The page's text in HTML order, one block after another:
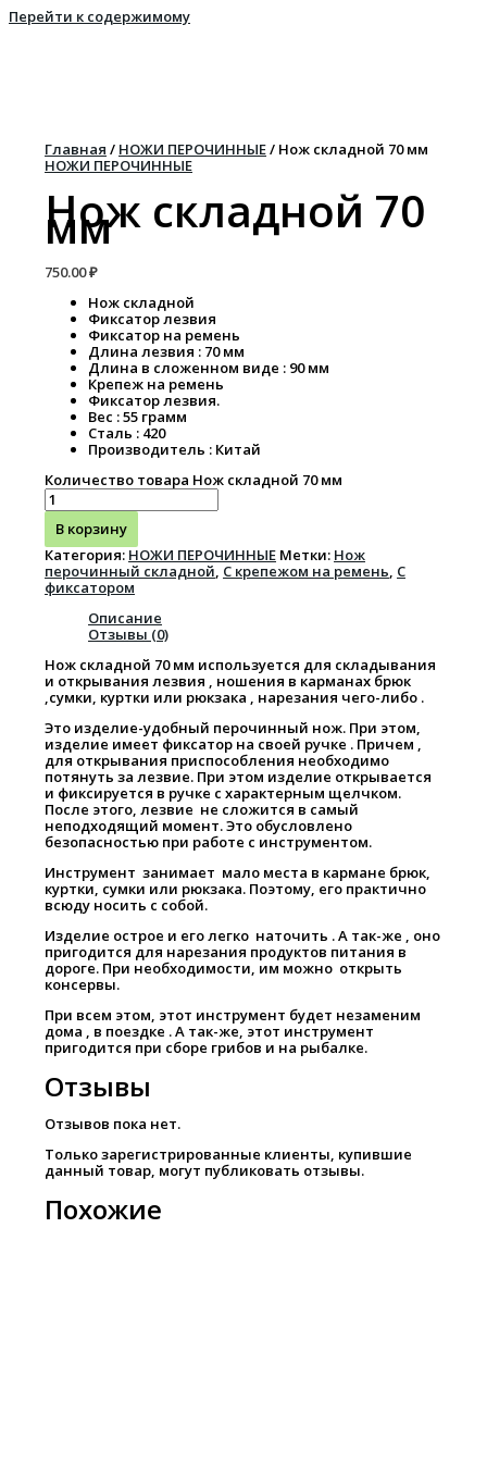
Перейти к содержимому
Главная / НОЖИ ПЕРОЧИННЫЕ/ Нож складной 70 мм
НОЖИ ПЕРОЧИННЫЕ
Нож складной 70
мм
750.00₽
Нож складной
Фиксатор лезвия
Фиксатор на ремень
Длина лезвия : 70 мм
Длина в сложенном виде : 90 мм
Крепеж на ремень
Фиксатор лезвия.
Вес : 55 грамм
Сталь : 420
Производитель : Китай
Количество товара Нож складной 70 мм
В корзину
Категория: НОЖИ ПЕРОЧИННЫЕ Метки: Нож
перочинный складной, С крепежом на ремень, С
фиксатором
Описание
Отзывы (0)
Нож складной 70 мм используется для складывания
и открывания лезвия , ношения в карманах брюк
,сумки, куртки или рюкзака , нарезания чего-либо .
Это изделие-удобный перочинный нож. При этом,
изделие имеет фиксатор на своей ручке . Причем ,
для открывания приспособления необходимо
потянуть за лезвие. При этом изделие открывается
и фиксируется в ручке с характерным щелчком.
После этого, лезвие не сложится в самый
неподходящий момент. Это обусловлено
безопасностью при работе с инструментом.
Инструмент занимает мало места в кармане брюк,
куртки, сумки или рюкзака. Поэтому, его практично
всюду носить с собой.
Изделие острое и его легко наточить . А так-же , оно
пригодится для нарезания продуктов питания в
дороге. При необходимости, им можно открыть
консервы.
При всем этом, этот инструмент будет незаменим
дома , в поездке . А так-же, этот инструмент
пригодится при сборе грибов и на рыбалке.
Отзывы
Отзывов пока нет.
Только зарегистрированные клиенты, купившие
данный товар, могут публиковать отзывы.
Похожие